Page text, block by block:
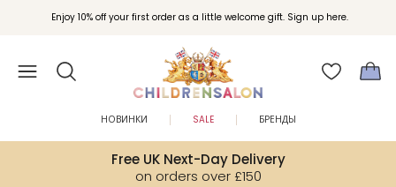
Enjoy 10% off your first order as a little welcome gift. Sign up here.
Вступайте в клуб Бонусы Childrensalon для эксклюзивных привилегий при
покупках.
Free UK Next-Day Delivery
on orders over £150
НОВИНКИ SALE БРЕНДЫ